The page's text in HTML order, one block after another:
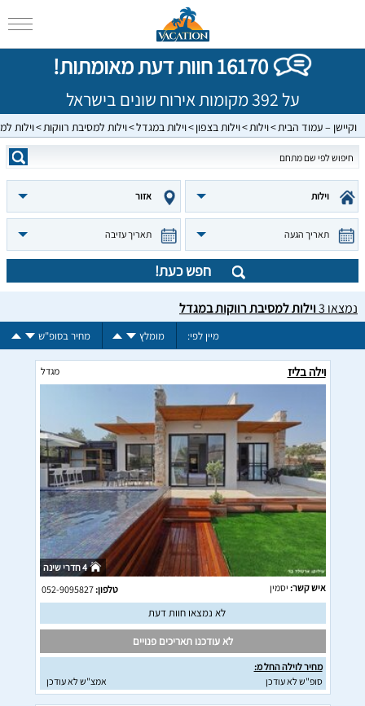
16170 חוות דעת מאומתות!
על 392 מקומות אירוח שונים בישראל
וקיישן – עמוד הבית וילות וילות בצפון וילות במגדל וילות למסיבת רווקות וילות
וילות אזור
תאריך הגעה תאריך עזיבה
חפש כעת!
נמצאו 3וילות למסיבת רווקות במגדל
מיין לפי: מומלץ מחיר בסופ"ש
וילה בליז מגדל
4 חדרי שינה
איש קשר: יסמין טלפון:052-9095827
לא נמצאו חוות דעת
לא עודכנו תאריכים פנויים
מחיר לוילה החל מ:
סופ"ש לא עודכן
אמצ"ש לא עודכן